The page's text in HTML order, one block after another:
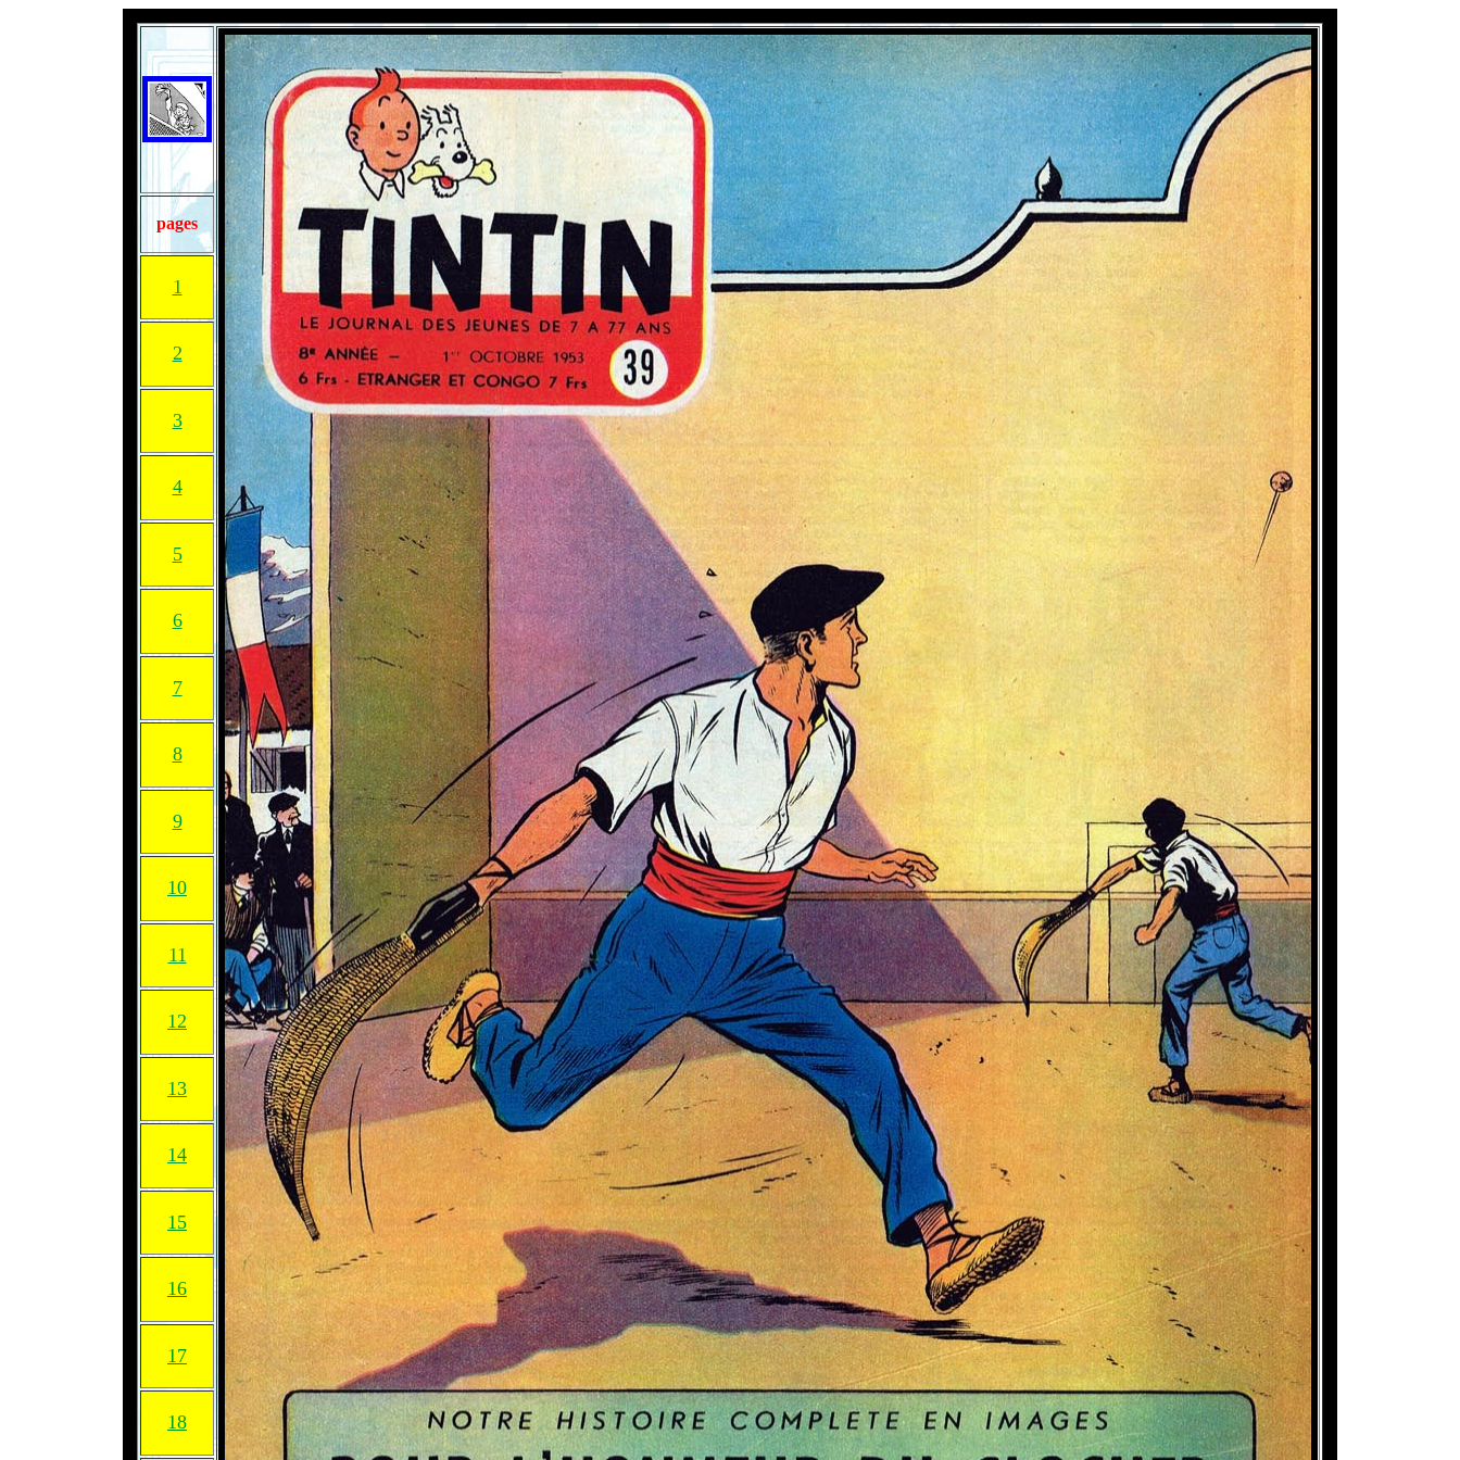
pages
1
2
3
4
5
6
7
8
9
10
11
12
13
14
15
16
17
18